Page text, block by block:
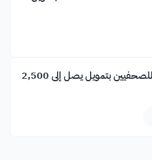
منح FIJ التأسيسية 2026 للصحفيين بتمويل يصل إلى 2,500